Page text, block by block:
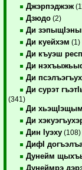
Джэрпэджэж
Дзюдо (2)
Ди
Ди куейхэм (1)
Ди къуэш
Ди
Ди
Ди сурэт
(341)
Ди хьэщIэщым
Ди
Дин Iуэху (108)
ДифI
Дунейм
Дунеймрэ